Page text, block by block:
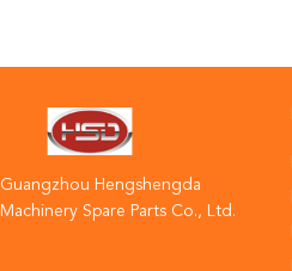
Guangzhou Hengshengda
Machinery Spare Parts Co., Ltd.